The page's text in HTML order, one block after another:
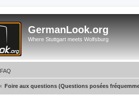
GermanLook.org
Where Stuttgart meets Wolfsburg
FAQ
Foire aux questions (Questions posées